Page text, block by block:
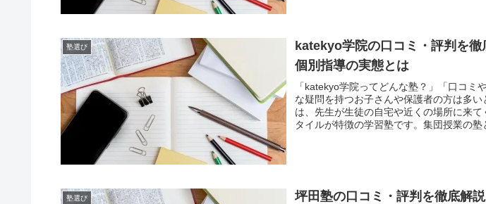
塾選び
katekyo学院の口コミ・評判を徹
個別指導の実態とは
「katekyo学院ってどんな塾？」「口コ
な疑問を持つお子さんや保護者の方は多
は、先生が生徒の自宅や近くの場所に来
タイルが特徴の学習塾です。集団授業の塾
塾選び
坪田塾の口コミ・評判を徹底解